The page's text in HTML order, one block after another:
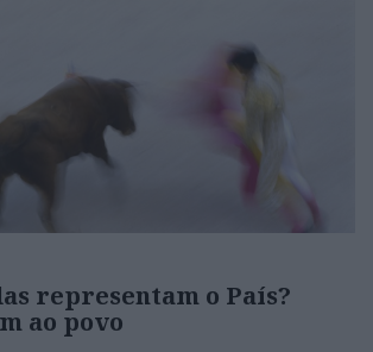
representam o País?
ao povo